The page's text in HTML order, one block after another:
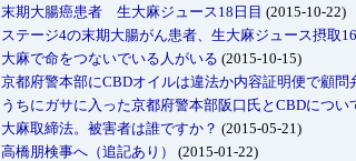
末期大腸癌患者 生大麻ジュース18日目 (2015-10-22)
ステージ4の末期大腸がん患者、生大麻ジュース摂取16
大麻で命をつないでいる人がいる (2015-10-15)
京都府警本部にCBDオイルは違法か内容証明便で顧問
うちにガサに入った京都府警本部阪口氏とCBDについ
大麻取締法。被害者は誰ですか？ (2015-05-21)
高橋朋検事へ（追記あり）
(2015-01-22)